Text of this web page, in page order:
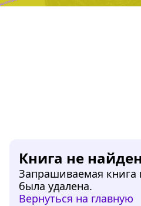
Книга не
Запрашиваемая книга
была удалена.
Вернуться на главную